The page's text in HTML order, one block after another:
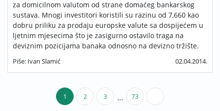
za domicilnom valutom od strane domaćeg bankarskog
sustava. Mnogi investitori koristili su razinu od 7,660 kao
dobru priliku za prodaju europske valute sa dospijećem u
ljetnim mjesecima što je zasigurno ostavilo traga na
deviznim pozicijama banaka odnosno na devizno tržište.
Piše: Ivan Slamić 02.04.2014.
1 2 3 ... 73